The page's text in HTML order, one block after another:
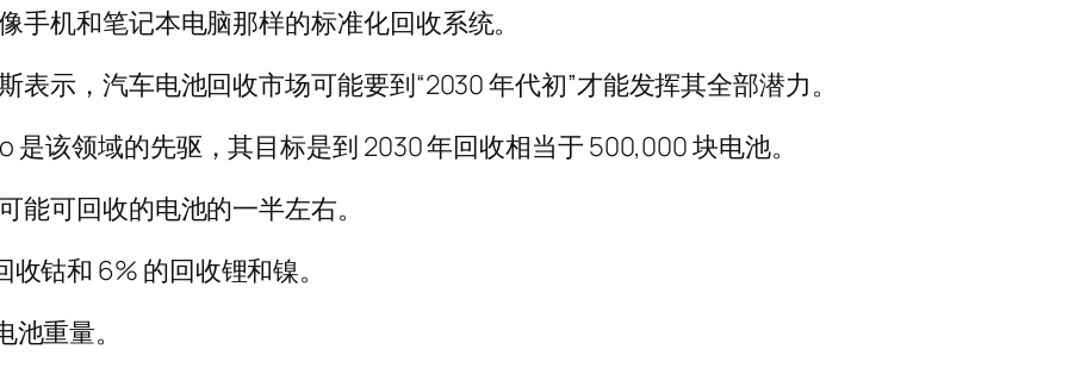
机和笔记本电脑那样的标准化回收系统。
示，汽车电池回收市场可能要到“2030 年代初”才能发挥其全部潜力。
该领域的先驱，其目标是到 2030 年回收相当于 500,000 块电池。
可回收的电池的一半左右。
钴和 6% 的回收锂和镍。
重量。